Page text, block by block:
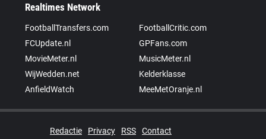
Realtimes Network
FootballTransfers.com
FootballCritic.com
FCUpdate.nl
GPFans.com
MovieMeter.nl
MusicMeter.nl
WijWedden.net
Kelderklasse
AnfieldWatch
MeeMetOranje.nl
Redactie Privacy RSS
Contact